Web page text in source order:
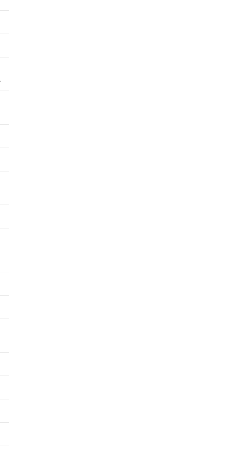
抜)を提供させていただ
ことをご了承ください。
ムロン制御機器販売店・
示しないようお願いしま
ンバーズにご登録され
および当社の共同利用者
用することをご了承くだ
1000ppm以下、フタル酸ジブチ
るものではありません。
は出荷製品に未対応品が
り、2022年1月12日よ
以下｢規制貨物等」とい
器並びにこれらの製造装
第三者に通知します。
担当のオムロン制御